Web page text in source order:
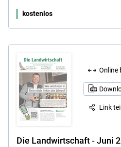
kostenlos
Online
Link
Die Landwirtschaft - Juni